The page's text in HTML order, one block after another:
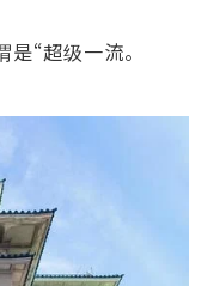
“超级一流。